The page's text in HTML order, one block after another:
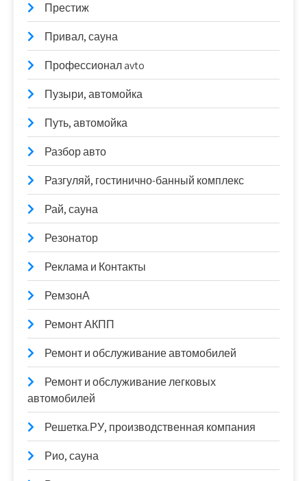
Престиж
Привал, сауна
Профессионал avto
Пузыри, автомойка
Путь, автомойка
Разбор авто
Разгуляй, гостинично-банный комплекс
Рай, сауна
Резонатор
Реклама и Контакты
РемзонА
Ремонт АКПП
Ремонт и обслуживание автомобилей
Ремонт и обслуживание легковых
автомобилей
Решетка.РУ, производственная компания
Рио, сауна